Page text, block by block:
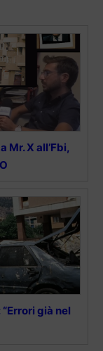
Mr. X all’Fbi,
già nel